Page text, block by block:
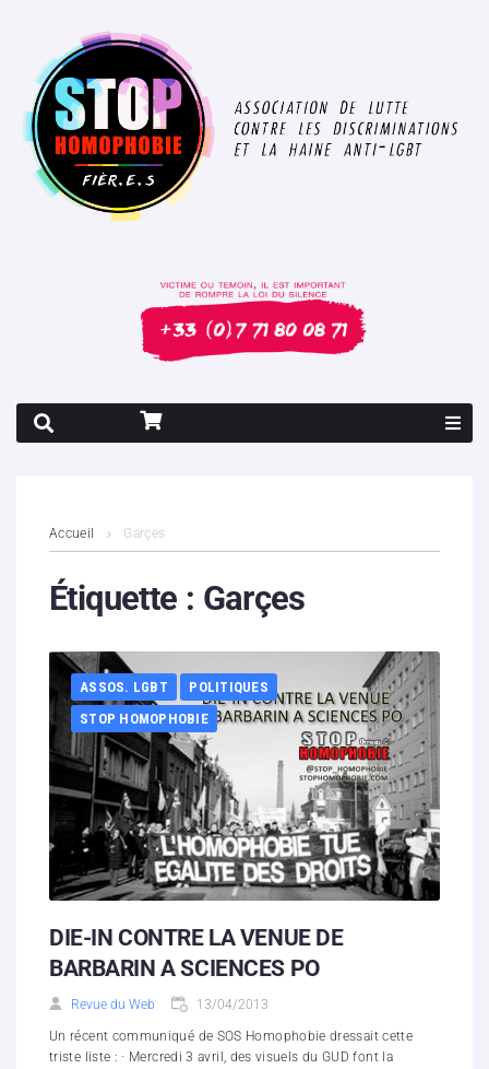
Contenus litigieux
Boutique
Partenaires
Contacts
Hébergement solidaire
Accueil Garçes
Étiquette : Garçes
ASSOS. LGBT
POLITIQUES
STOP HOMOPHOBIE
DIE-IN CONTRE LA VENUE DE
BARBARIN A SCIENCES PO
Revue du Web 13/04/2013
Un récent communiqué de SOS Homophobie dressait cette
triste liste : · Mercredi 3 avril, des visuels du GUD font la